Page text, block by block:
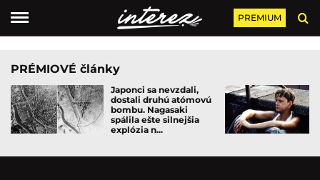
PREMIUM
PRÉMIOVÉ články
Japonci sa nevzdali,
dostali druhú atómovú
bombu. Nagasaki
spálila ešte silnejšia
explózia n...